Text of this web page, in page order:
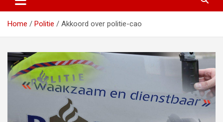
Home Politie Akkoord over politie-cao